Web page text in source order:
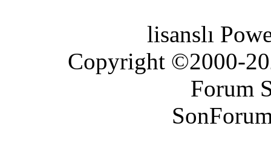
lisanslı
Copyright ©2000-
Forum